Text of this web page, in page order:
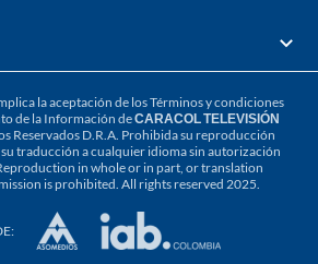
la aceptación de losTérminos y condiciones
de la Información deCARACOL TELEVISIÓN
Reservados D.R.A. Prohibida su reproducción
traducción a cualquier idioma sin autorización
in whole or in part, or translation
is prohibited. All rights reserved 2025.